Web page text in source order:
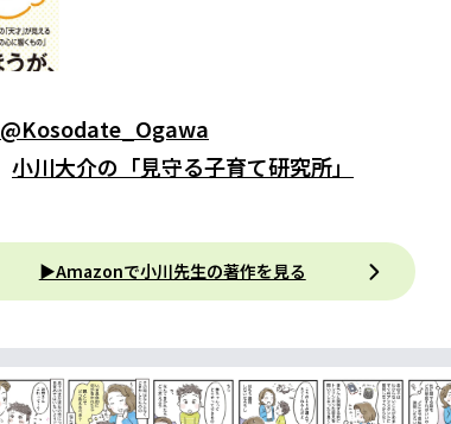
@Kosodate_Ogawa
小川大介の「見守る子育て研究所」
▶Amazonで小川先生の著作を見る